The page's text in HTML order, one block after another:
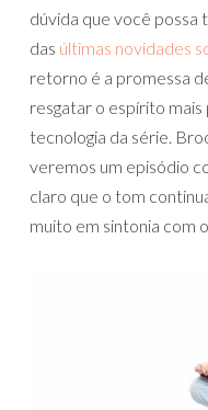
dúvida que você possa
das últimas novidades
retorno é a promessa
resgatar o espírito
tecnologia da série.
veremos um episódio
claro que o tom
muito em sintonia com